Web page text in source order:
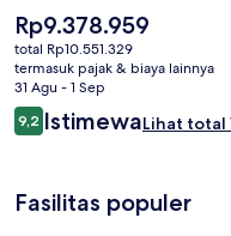
seperti bar tepi kolam
keunggulan lainnya.Para
dan staf.
Harga
saat
ini
Rp9.378.959
Rp9.378.959
total Rp10.551.329
termasuk pajak & biaya lainnya
31 Agu - 1 Sep
Ulasan
9,29,2 dari 10
IstimewaLihat total
Fasilitas populer